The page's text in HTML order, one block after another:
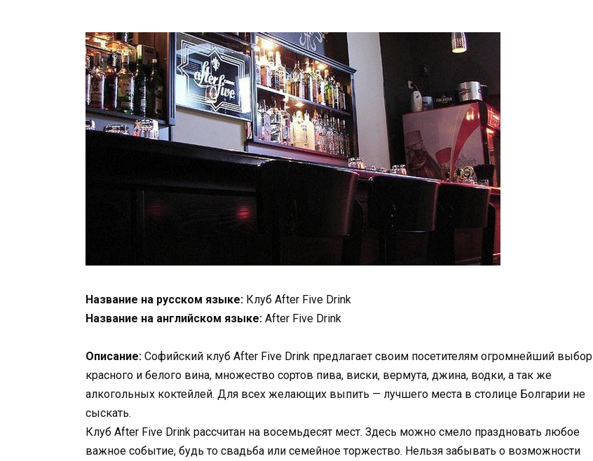
Название на русском языке: Клуб After Five Drink
Название на английском языке: After Five Drink
Описание: Софийский клуб After Five Drink предлагает своим посетителям огромнейший выбор
красного и белого вина, множество сортов пива, виски, вермута, джина, водки, а так же
алкогольных коктейлей. Для всех желающих выпить — лучшего места в столице Болгарии не
сыскать.
Клуб After Five Drink рассчитан на восемьдесят мест. Здесь можно смело праздновать любое
важное событие, будь то свадьба или семейное торжество. Нельзя забывать о возможности